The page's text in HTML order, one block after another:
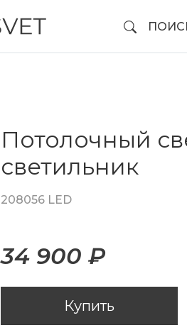
Потолочный
светильник
208056 LED
34 900 ₽
Купить